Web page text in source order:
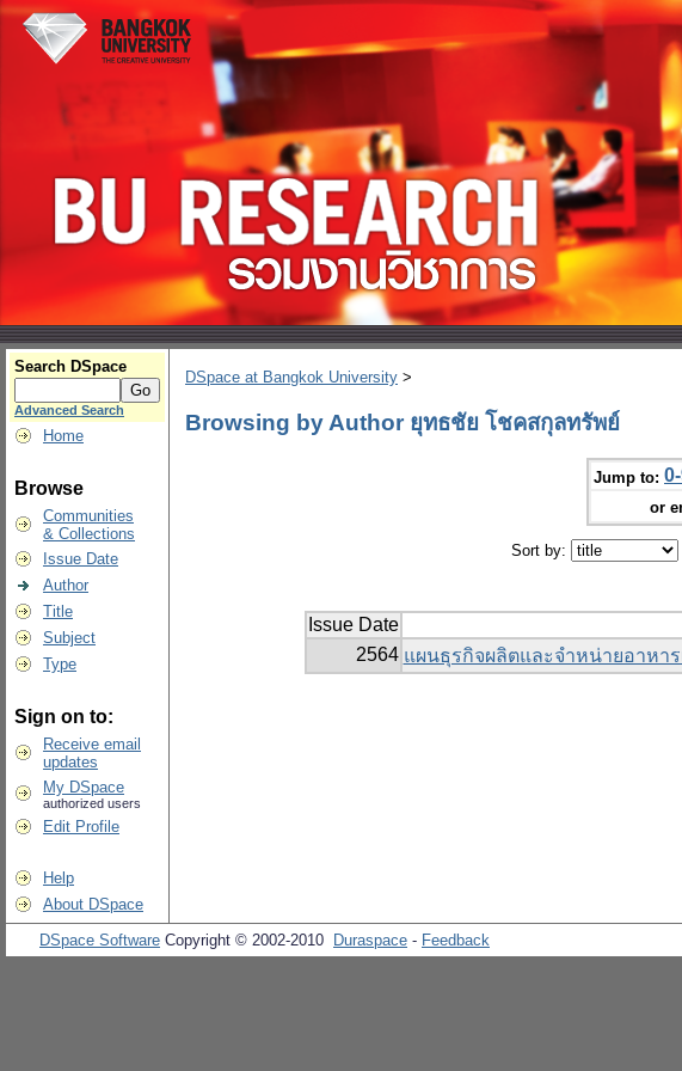
Search DSpace
Advanced Search
Home
Browse
Communities
& Collections
Issue Date
Author
Title
Subject
Type
Sign on to:
Receive email
updates
My DSpace
authorized users
Edit Profile
Help
About DSpace
DSpace at Bangkok University >
Browsing by Author ยุทธชัย โชคสกุลทรัพย์
Jump to:
or
Sort by:
Issue Date
2564 แผนธุรกิจผลิตและจำหน่ายอาหา
DSpace Software Copyright © 2002-2010 Duraspace - Feedback